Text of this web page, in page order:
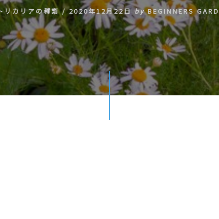
リカリアの種類/ 2020年12月22日 by BEGINNERS